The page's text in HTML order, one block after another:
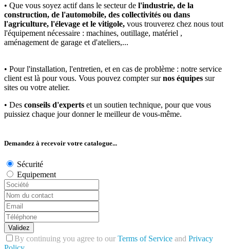
• Que vous soyez actif dans le secteur de l'industrie, de la
construction, de l'automobile, des collectivités ou dans
l'agriculture, l'élevage et le vitigole, vous trouverez chez nous tout
l'équipement nécessaire : machines, outillage, matériel ,
aménagement de garage et d'ateliers,...
• Pour l'installation, l'entretien, et en cas de problème : notre service
client est là pour vous. Vous pouvez compter surnos équipes sur
sites ou votre atelier.
• Des conseils d'experts et un soutien technique, pour que vous
puissiez chaque jour donner le meilleur de vous-même.
Demandez à recevoir votre catalogue...
Sécurité
Equipement
Validez
By continuing you agree to our Terms of Service and Privacy